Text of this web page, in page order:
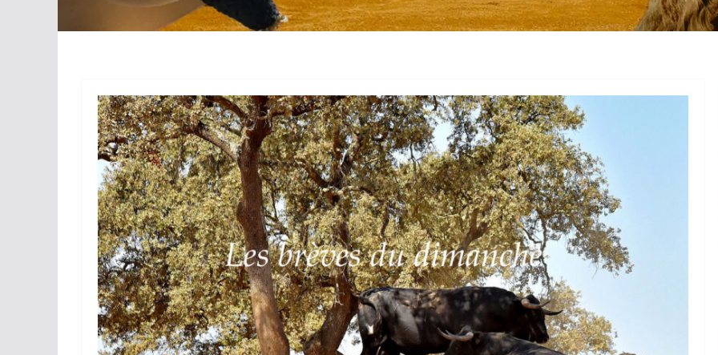
ACTUALITÉS TAURINES PHOTOS TAURINES 2026
Istres, l’ouverture en
photos
19/06/2026 Tertulias
ACTUALITÉS TAURINES PHOTOS TAURINES 2026
Bayonne, la corrida des
fêtes en photos
17/07/2026 Tertulias